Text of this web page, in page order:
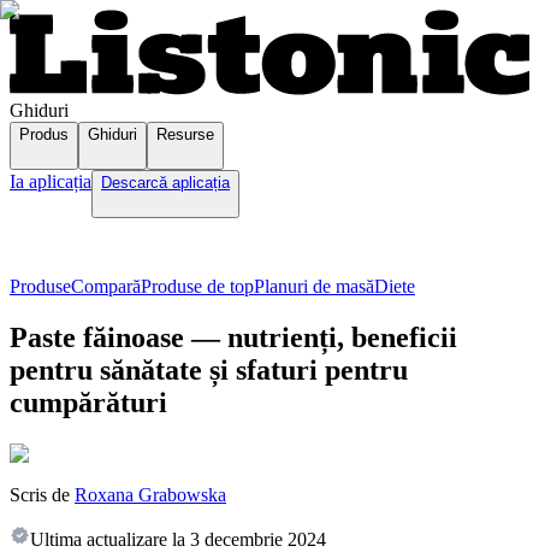
Ghiduri
Produs Ghiduri Resurse
Ia aplicația Descarcă aplicația
ProduseComparăProduse de topPlanuri de masăDiete
Paste făinoase — nutrienți, beneficii
pentru sănătate și sfaturi pentru
cumpărături
Scris de Roxana Grabowska
Ultima actualizare la 3 decembrie 2024